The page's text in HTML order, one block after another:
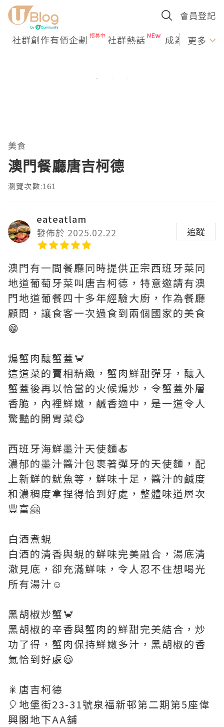
會員登記
社群創作有價企劃 社群熱話 成為U更多
美食
澳門餐廳唐吉柯德
瀏覽次數:161
eateatlam
發佈於 2025.02.22
追蹤
澳門有一間餐廳同時提供正宗西班牙菜同
地道葡萄牙菜叫唐吉柯德，特意邀請有澳
門地道葡餐四十多年經驗大廚，作為餐廳
顧問，讓食客一次過食到兩個國家的美食
😁
煸蟹肉釀蟹蓋🦀
這道菜的賣相精緻，蟹肉鮮甜彈牙，釀入
蟹蓋後再以恰當的火候煸炒，令蟹蓋外層
香脆，內裡鮮嫩，鹹香適中，是一道令人
驚豔的開胃菜😋
西班牙海鮮墨汁天使麵🍝
濃郁的墨汁醬汁包裹著彈牙的天使麵，配
上新鮮的魷魚等，鮮味十足，醬汁的鹹度
和濃稠度拿捏得恰到好處，整體味道層次
豐富🤗
白酒煮蜆
白酒的清香與蜆的鮮味完美融合，湯底清
澈見底，卻充滿鮮味，令人忍不住想喝光
所有湯汁☺️
黑胡椒炒蟹🦀
黑胡椒的辛香與蟹肉的鮮甜完美結合，炒
功了得，蟹肉保持鮮嫩多汁，黑胡椒的香
氣恰到好處😃
🎇唐吉柯德
🎈地堡街23-31號泉福新邨第二期第5座偉
興閣地下AA舖